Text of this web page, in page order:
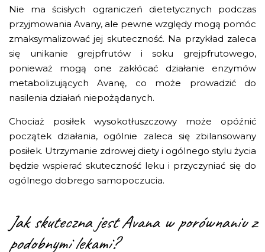
Nie ma ścisłych ograniczeń dietetycznych podczas
przyjmowania Avany, ale pewne względy mogą pomóc
zmaksymalizować jej skuteczność. Na przykład zaleca
się unikanie grejpfrutów i soku grejpfrutowego,
ponieważ mogą one zakłócać działanie enzymów
metabolizujących Avanę, co może prowadzić do
nasilenia działań niepożądanych.
Chociaż posiłek wysokotłuszczowy może opóźnić
początek działania, ogólnie zaleca się zbilansowany
posiłek. Utrzymanie zdrowej diety i ogólnego stylu życia
będzie wspierać skuteczność leku i przyczyniać się do
ogólnego dobrego samopoczucia.
Jak skuteczna jest Avana w porównaniu z
podobnymi lekami?